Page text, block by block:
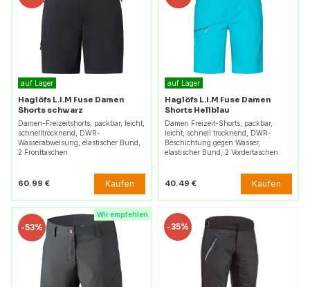
auf Lager
Haglöfs L.I.M Fuse Damen
Shorts schwarz
Damen-Freizeitshorts, packbar, leicht,
schnelltrocknend, DWR-
Wasserabweisung, elastischer Bund,
2 Fronttaschen.
60.99 € Kaufen
auf Lager
Haglöfs L.I.M Fuse Damen
Shorts Hellblau
Damen Freizeit-Shorts, packbar,
leicht, schnell trocknend, DWR-
Beschichtung gegen Wasser,
elastischer Bund, 2 Vordertaschen.
40.49 € Kaufen
Wir empfehlen
-53% -35%